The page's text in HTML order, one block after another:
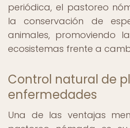
periódica, el pastoreo
la conservación de
animales, promoviendo
ecosistemas frente a
Control natural de
enfermedades
Una de las ventajas